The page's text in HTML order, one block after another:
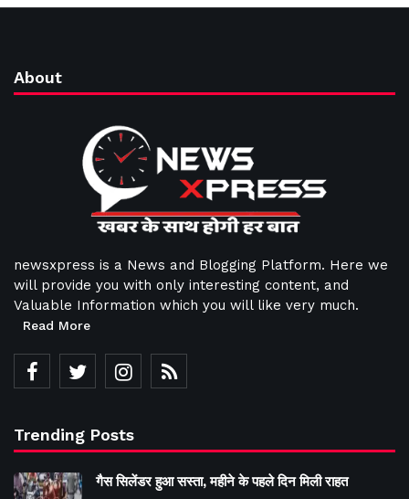
About
newsxpress is a News and Blogging Platform. Here we
will provide you with only interesting content, and
Valuable Information which you will like very much.
Read More
Trending Posts
गैस सिलेंडर हुआ सस्ता, महीने के पहले दिन मिली राहत